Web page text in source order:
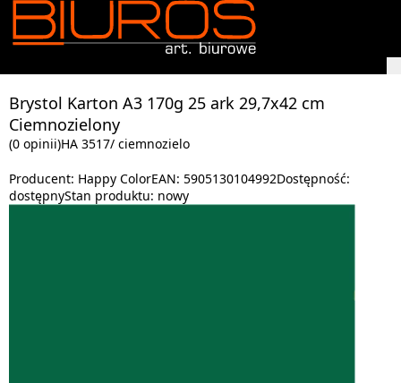
Brystol Karton A3 170g 25 ark 29,7x42 cm
Ciemnozielony
(0 opinii)HA 3517/ ciemnozielo
Producent: Happy ColorEAN: 5905130104992Dostępność:
dostępnyStan produktu: nowy